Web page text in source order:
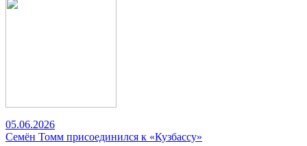
05.06.2026
Семён Томм присоединился к «Кузбассу»